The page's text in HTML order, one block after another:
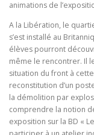
animations de
A la Libération, le
s’est installé au
élèves pourront
même le rencontrer. Il
situation du front à
reconstitution d’un
la démolition par
comprendre la notion
exposition sur la BD «